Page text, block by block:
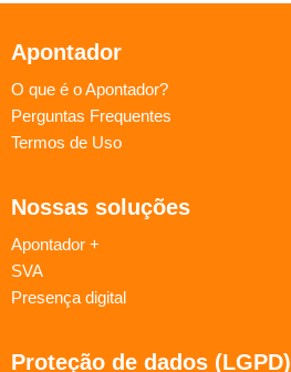
Apontador
O que é o Apontador?
Perguntas Frequentes
Termos de Uso
Nossas soluções
Apontador +
SVA
Presença digital
Proteção de dados (LGPD)